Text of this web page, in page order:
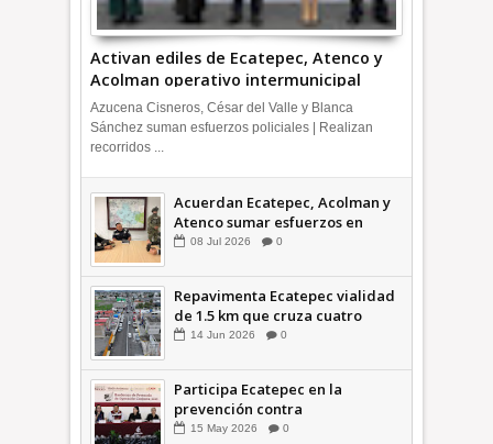
Activan ediles de Ecatepec, Atenco y
Acolman operativo intermunicipal
Azucena Cisneros, César del Valle y Blanca
Sánchez suman esfuerzos policiales | Realizan
recorridos ...
Acuerdan Ecatepec, Acolman y
Atenco sumar esfuerzos en
seguridad
08 Jul 2026 0
Repavimenta Ecatepec vialidad
de 1.5 km que cruza cuatro
comunidades +Video
14 Jun 2026 0
Participa Ecatepec en la
prevención contra
inundaciones en el Valle de
15 May 2026 0